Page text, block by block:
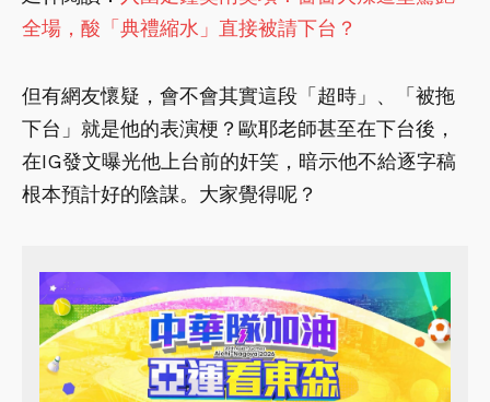
全場，酸「典禮縮水」直接被請下台？
但有網友懷疑，會不會其實這段「超時」、「被拖
下台」就是他的表演梗？歐耶老師甚至在下台後，
在IG發文曝光他上台前的奸笑，暗示他不給逐字稿
根本預計好的陰謀。大家覺得呢？